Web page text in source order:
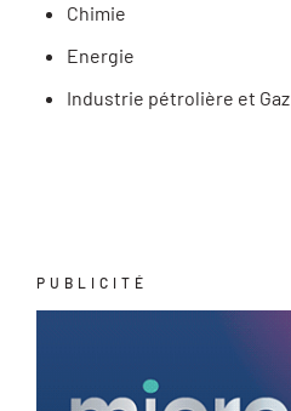
Chimie
Energie
Industrie pétrolière et Gaz
PUBLICITÉ